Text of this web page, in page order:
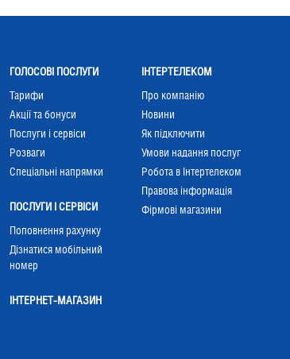
ГОЛОСОВІ ПОСЛУГИ
Тарифи
Акції та бонуси
Послуги і сервіси
Розваги
Cпеціальні напрямки
ПОСЛУГИ І СЕРВІСИ
Поповнення рахунку
Дізнатися мобільний
номер
ІНТЕРНЕТ-МАГАЗИН
ІНТЕРТЕЛЕКОМ
Про компанію
Новини
Як підключити
Умови надання послуг
Робота в Інтертелеком
Правова інформація
Фірмові магазини